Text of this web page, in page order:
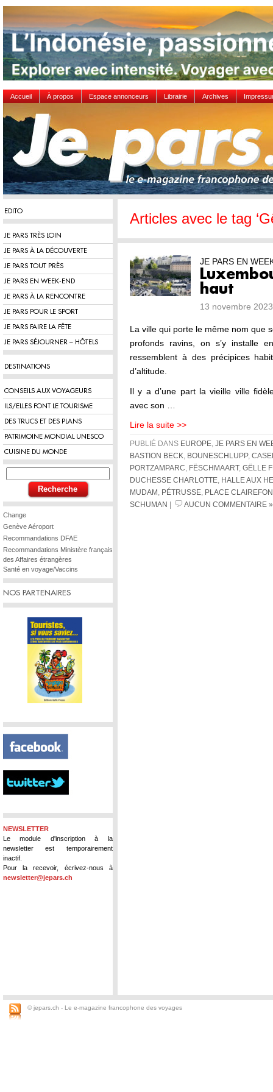
Accueil À propos Espace annonceurs Librairie Archives
EDITO
JE PARS TRÈS LOIN
JE PARS À LA DÉCOUVERTE
JE PARS TOUT PRÈS
JE PARS EN WEEK-END
JE PARS À LA RENCONTRE
JE PARS POUR LE SPORT
JE PARS FAIRE LA FÊTE
JE PARS SÉJOURNER – HÔTELS
DESTINATIONS
CONSEILS AUX VOYAGEURS
ILS/ELLES FONT LE TOURISME
DES TRUCS ET DES PLANS
PATRIMOINE MONDIAL UNESCO
CUISINE DU MONDE
Change
Genève Aéroport
Recommandations DFAE
Recommandations Ministère français
des Affaires étrangères
Santé en voyage/Vaccins
NOS PARTENAIRES
NEWSLETTER
Le module d'inscription à la
newsletter est temporairement
inactif.
Pour la recevoir, écrivez-nous à
newsletter@jepars.ch
Articles avec le tag
JE PARS EN
haut
13 novembre
La ville qui porte le même nom que
profonds ravins, on s’y installe
ressemblent à des précipices
d’altitude.
Il y a d’une part la vieille ville
avec son …
Lire la suite >>
PUBLIÉ DANS EUROPE JE PARS EN
BASTION BECK
BOUNESCHLUPP,
PORTZAMPARC
FËSCHMAART, GËLLE
DUCHESSE CHARLOTTE
HALLE AUX
MUDAM
PÉTRUSSE
PLACE
SCHUMAN
AUCUN COMMENTAIRE »
© jepars.ch - Le e-magazine francophone des voyages